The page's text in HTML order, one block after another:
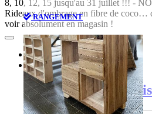
8, 10, 12, 15 jusqu'au 31 juillet !!! -
Rideaux d'ombrage en fibre de coco…
voir absolument en magasin !
RANGEMENT
Accueil
Catalogue
Le catalogue de